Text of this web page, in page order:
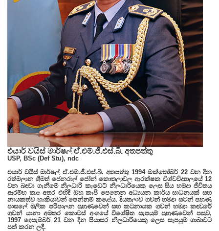
එයාර් වයිස් මාර්ෂල් ඒ.එම්.ජී.එස්.බී. අතපත්තු
USP, BSc (Def Stu), ndc
එයාර් වයිස් මාර්ෂල් ඒ.එම්.ජී.එස්.බී. අතපත්තු 1994 ඔක්තෝබර් 22 වන දින
රත්මලාන ශ්‍රීමත් ජෙනරාල් ජෝන් කොතලාවල ආරක්ෂක විශ්වවිද්‍යාලයේ 12
වන බඳවා ගැනීමේ නිලධාරි කැඩෙට් නිලධාරියෙකු ලෙස සිය හමුදා ජීවිතය
ආරම්භ කළ අතර එහිදී ඔහු කැපී පෙනෙන අධ්‍යයන කාර්ය සාධනයක් සහ
නායකත්ව හැකියාවන් පෙන්නුම් කළේය. දියතලාව ගුවන් හමුදා සටන් පුහුණු
පාසලේ මූලික පරිපාලන පුහුණුවෙන් සහ කටුනායක ගුවන් හමුදා කඳවුරේ
ගුවන් යානා අමතර කොටස් අංශයේ විශේෂිත සැපයුම් පුහුණුවෙන් පසුව,
1997 දෙසැම්බර් 21 වන දින පියාසර නිලධාරියෙකු ලෙස සැපයුම් ශාඛාවට
පත් කරන ලදී.